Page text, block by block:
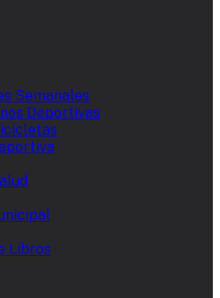
Semanales
Deportivas
Libros